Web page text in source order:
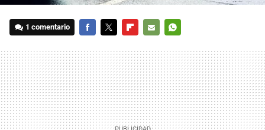
1 comentario
MAIL